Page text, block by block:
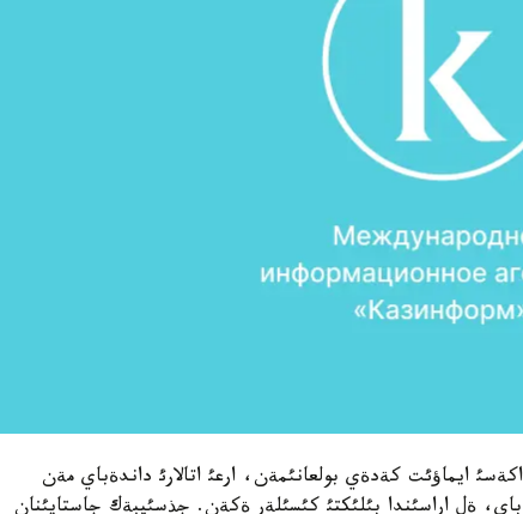
اكةسئ ايماؤئت كةدةي بولعانئمةن، ارعئ اتالارئ داندةباي مةن